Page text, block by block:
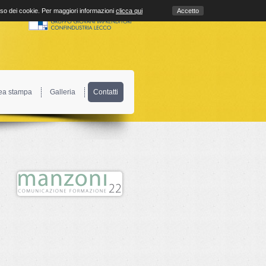
stampa Galleria Contatti
dei cookie. Per maggiori informazioni clicca qui Accetto